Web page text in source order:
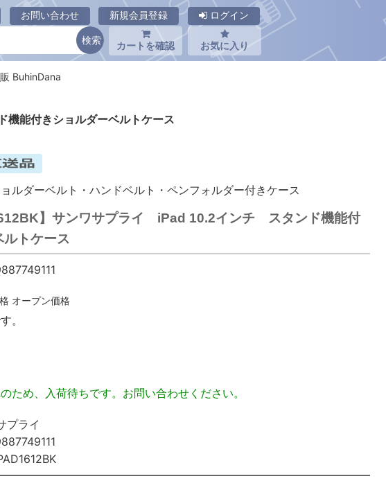
お問い合わせ 新規会員登録 ログイン
カートを確認 お気に入り
能付きショルダーベルトケース
BuhinDana
ルダーベルト・ハンドベルト・ペンフォルダー付きケース
】サンワサプライ iPad 10.2インチ スタンド機能付
ルトケース
オープン価格
。
ため、入荷待ちです。お問い合わせください。
プライ